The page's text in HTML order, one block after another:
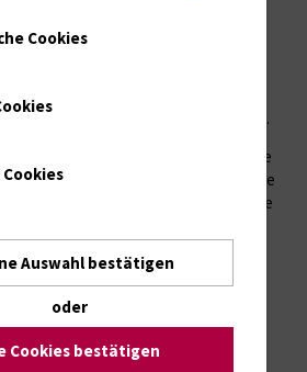
Kolm-Anders, Tel. 494-5166).
fürjegliche Fachauskünfte
Diagnostik
Kompetenz gerne zur Verfügung.
gilt selbstverständlich auch für alle
wenn sie Fragen haben, die
oder unsere
beantwortet werden.
Dienstzeiten und
Sie bitte den folgenden Seiten.
zu können.
Cookies
Auswahl bestätigen
oder
Cookies bestätigen